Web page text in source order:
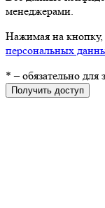
менеджерами.
Нажимая на кнопку,
персональных
* – обязательно для
Получить доступ